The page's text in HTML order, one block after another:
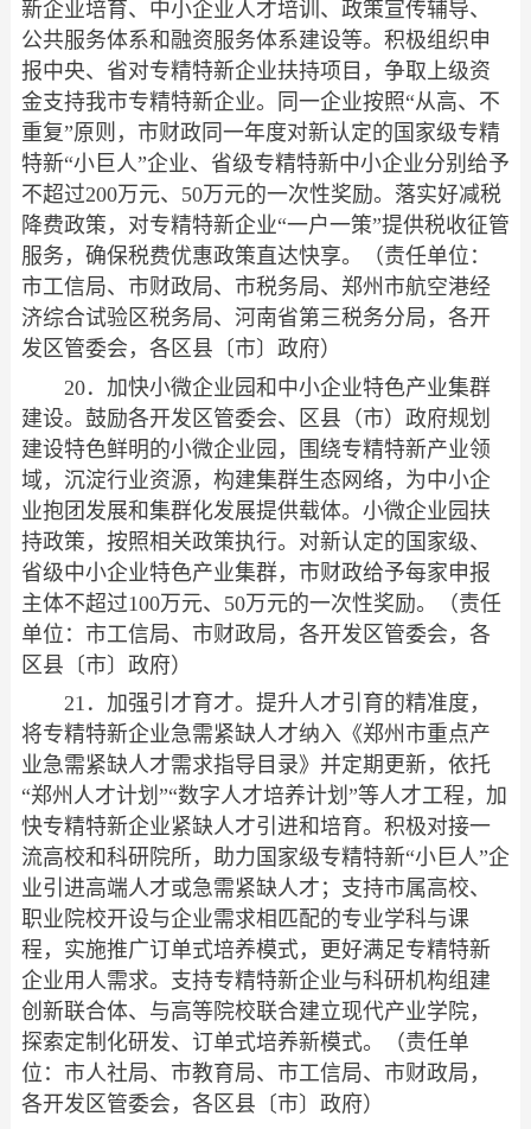
新企业培育、中小企业人才培训、政策宣传辅导、
公共服务体系和融资服务体系建设等。积极组织申
报中央、省对专精特新企业扶持项目，争取上级资
金支持我市专精特新企业。同一企业按照“从高、不
重复”原则，市财政同一年度对新认定的国家级专精
特新“小巨人”企业、省级专精特新中小企业分别给予
不超过200万元、50万元的一次性奖励。落实好减税
降费政策，对专精特新企业“一户一策”提供税收征管
服务，确保税费优惠政策直达快享。（责任单位：
市工信局、市财政局、市税务局、郑州市航空港经
济综合试验区税务局、河南省第三税务分局，各开
发区管委会，各区县〔市〕政府）
20．加快小微企业园和中小企业特色产业集群
建设。鼓励各开发区管委会、区县（市）政府规划
建设特色鲜明的小微企业园，围绕专精特新产业领
域，沉淀行业资源，构建集群生态网络，为中小企
业抱团发展和集群化发展提供载体。小微企业园扶
持政策，按照相关政策执行。对新认定的国家级、
省级中小企业特色产业集群，市财政给予每家申报
主体不超过100万元、50万元的一次性奖励。（责任
单位：市工信局、市财政局，各开发区管委会，各
区县〔市〕政府）
21．加强引才育才。提升人才引育的精准度，
将专精特新企业急需紧缺人才纳入《郑州市重点产
业急需紧缺人才需求指导目录》并定期更新，依托
“郑州人才计划”“数字人才培养计划”等人才工程，加
快专精特新企业紧缺人才引进和培育。积极对接一
流高校和科研院所，助力国家级专精特新“小巨人”企
业引进高端人才或急需紧缺人才；支持市属高校、
职业院校开设与企业需求相匹配的专业学科与课
程，实施推广订单式培养模式，更好满足专精特新
企业用人需求。支持专精特新企业与科研机构组建
创新联合体、与高等院校联合建立现代产业学院，
探索定制化研发、订单式培养新模式。（责任单
位：市人社局、市教育局、市工信局、市财政局，
各开发区管委会，各区县〔市〕政府）